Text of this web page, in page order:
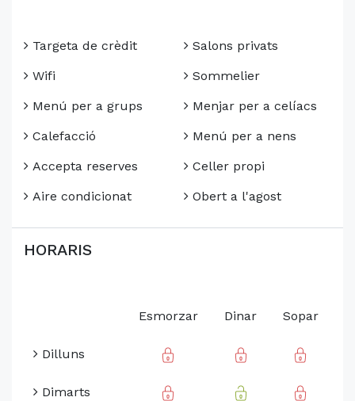
Targeta de crèdit
Wifi
Menú per a grups
Calefacció
Accepta reserves
Aire condicionat
Salons privats
Sommelier
Menjar per a celíacs
Menú per a nens
Celler propi
Obert a l'agost
HORARIS
Esmorzar Dinar Sopar
Dilluns
Dimarts